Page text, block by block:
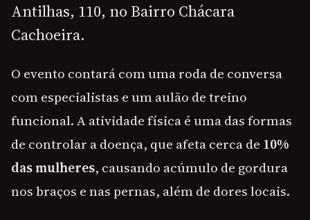
Antilhas, 110, no Bairro Chácara
Cachoeira.
O evento contará com uma roda de conversa
com especialistas e um aulão de treino
funcional. A atividade física é uma das formas
de controlar a doença, que afeta cerca de 10%
das mulheres, causando acúmulo de gordura
nos braços e nas pernas, além de dores locais.